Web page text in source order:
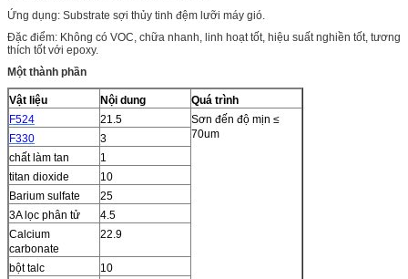
Ứng dụng: Substrate sợi thủy tinh đệm lưỡi máy gió.
Đặc điểm: Không có VOC, chữa nhanh, linh hoạt tốt, hiệu suất nghiền tốt, tương
thích tốt với epoxy.
Một thành phần
Vật liệu Nội dung
Quá trình
F524
21.5
Sơn đến độ mịn ≤
70um
F330
3
chất làm tan
1
titan dioxide
10
Barium sulfate
25
3A lọc phân tử
4.5
Calcium
carbonate
22.9
bột talc
10